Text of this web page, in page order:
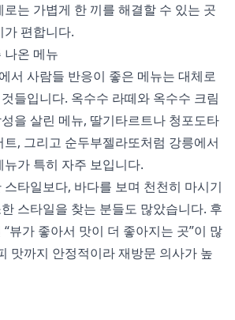
는 가볍게 한 끼를 해결할 수 있는 곳
가 편합니다.
나온 메뉴
서 사람들 반응이 좋은 메뉴는 대체로
들입니다. 옥수수 라떼와 옥수수 크림
을 살린 메뉴, 딸기타르트나 청포도타
, 그리고 순두부젤라또처럼 강릉에서
가 특히 자주 보입니다.
타일보다, 바다를 보며 천천히 마시기
스타일을 찾는 분들도 많았습니다. 후
뷰가 좋아서 맛이 더 좋아지는 곳”이 많
맛까지 안정적이라 재방문 의사가 높